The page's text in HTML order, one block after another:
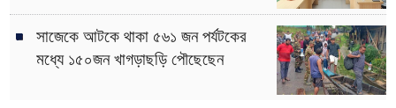
সাজেকে আটকে থাকা ৫৬১ জন পর্যটকের
মধ্যে ১৫০জন খাগড়াছড়ি পৌছেছেন